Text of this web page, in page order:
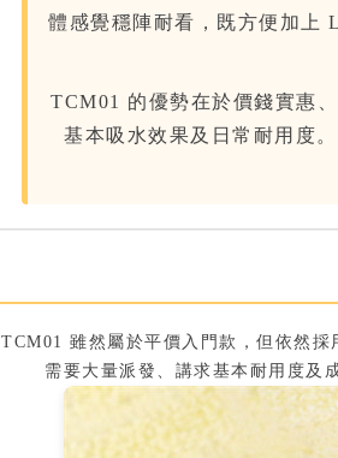
體感覺穩陣耐看，既方便加上
TCM01 的優勢在於價錢實惠
基本吸水效果及日常耐用度。
TCM01 雖然屬於平價入門款，但依然
需要大量派發、講求基本耐用度及